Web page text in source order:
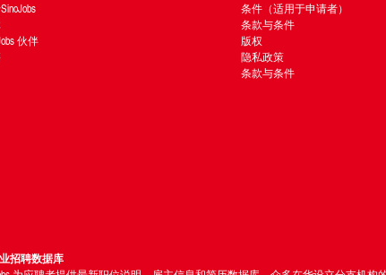
伙伴
条件（适用于申请者）
条款与条件
版权
隐私政策
条款与条件
招聘数据库